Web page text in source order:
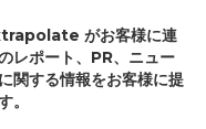
がお客様に連
レポート、PR、ニュー
関する情報をお客様に提
。